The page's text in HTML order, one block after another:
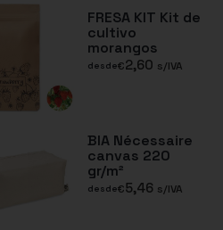
FRESA KIT Kit de
cultivo
morangos
desde€2,60 s/IVA
BIA Nécessaire
canvas 220
gr/m²
desde€5,46 s/IVA